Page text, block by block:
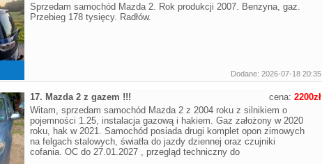
Sprzedam samochód Mazda 2. Rok produkcji 2007. Benzyna, gaz.
Przebieg 178 tysięcy. Radłów.
Dodane: 2026-07-18 20:35
17. Mazda 2 z gazem !!!
Witam, sprzedam samochód Mazda 2 z 2004 roku z silnikiem o
pojemności 1.25, instalacja gazową i hakiem. Gaz założony w 2020
roku, hak w 2021. Samochód posiada drugi komplet opon zimowych
na felgach stalowych, światła do jazdy dziennej oraz czujniki
cofania. OC do 27.01.2027 , przegląd techniczny do
cena: 2200zł